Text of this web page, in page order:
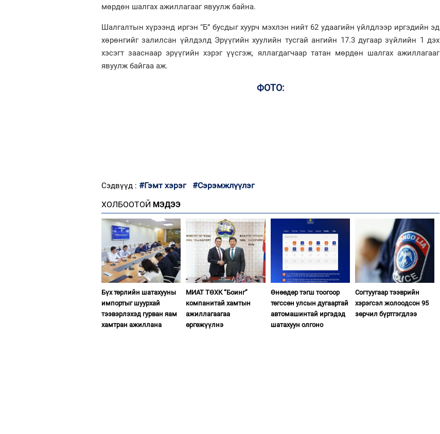
мөрдөн шалгах ажиллагааг явуулж байна.
Шалгалтын хүрээнд иргэн “Б” бусдыг хуурч мэхлэн нийт 62 удаагийн үйлдлээр иргэдийн эд
хөрөнгийг залилсан үйлдэлд Эрүүгийн хуулийн тусгай ангийн 17.3 дугаар зүйлийн 1 дэх
хэсэгт зааснаар эрүүгийн хэрэг үүсгэж, яллагдагчаар татан мөрдөн шалгах ажиллагааг
явуулж байгаа аж.
ФОТО:
Сэдвүүд : #Гэмт хэрэг
#Сэрэмжлүүлэг
ХОЛБООТОЙ МЭДЭЭ
Бүх төрлийн шатахууны
импортыг шуурхай
тээвэрлэхэд гурван яам
хамтран ажиллана
МИАТ ТӨХК “Боинг”
компанитай хамтын
ажиллагаагаа
өргөжүүлнэ
Өнөөдөр тэгш тоогоор
төгссөн улсын дугаартай
автомашинтай иргэдэд
шатахуун олгоно
Согтуугаар тээврийн
хэрэгсэл жолоодсон 95
зөрчил бүртгэгдлээ